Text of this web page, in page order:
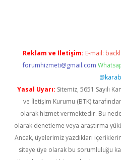
Reklam ve İletişim: E-mail:
forumhizmeti@gmail.com
Yasal Uyarı: Sitemiz, 5651 Sayılı
ve İletişim Kurumu (BTK)
olarak hizmet vermektedir. Bu
olarak denetleme veya araştırma
Ancak, üyelerimiz yazdıkları
siteye üye olarak bu sorumluluğu